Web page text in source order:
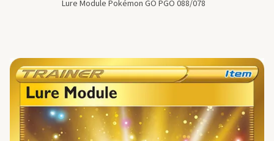
Lure Module Pokémon GO PGO 088/078